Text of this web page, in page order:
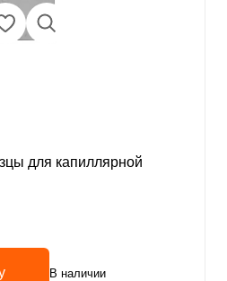
для капиллярной
В наличии